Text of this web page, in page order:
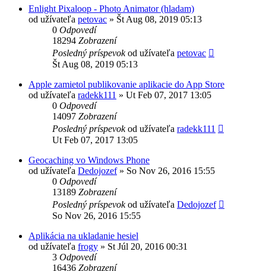
Enlight Pixaloop - Photo Animator (hladam)
od užívateľa petovac » Št Aug 08, 2019 05:13
0 Odpovedí
18294 Zobrazení
Posledný príspevokod užívateľa petovac
Št Aug 08, 2019 05:13
Apple zamietol publikovanie aplikacie do App Store
od užívateľa radekk111 » Ut Feb 07, 2017 13:05
0 Odpovedí
14097 Zobrazení
Posledný príspevokod užívateľa radekk111
Ut Feb 07, 2017 13:05
Geocaching vo Windows Phone
od užívateľa Dedojozef» So Nov 26, 2016 15:55
0 Odpovedí
13189 Zobrazení
Posledný príspevokod užívateľa Dedojozef
So Nov 26, 2016 15:55
Aplikácia na ukladanie hesiel
od užívateľa frogy » St Júl 20, 2016 00:31
3 Odpovedí
16436 Zobrazení